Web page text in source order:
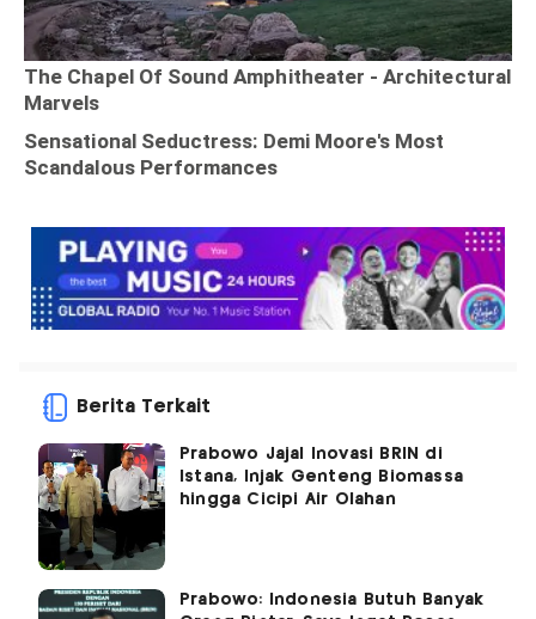
Berita Terkait
Prabowo Jajal Inovasi BRIN di
Istana, Injak Genteng Biomassa
hingga Cicipi Air Olahan
Prabowo: Indonesia Butuh Banyak